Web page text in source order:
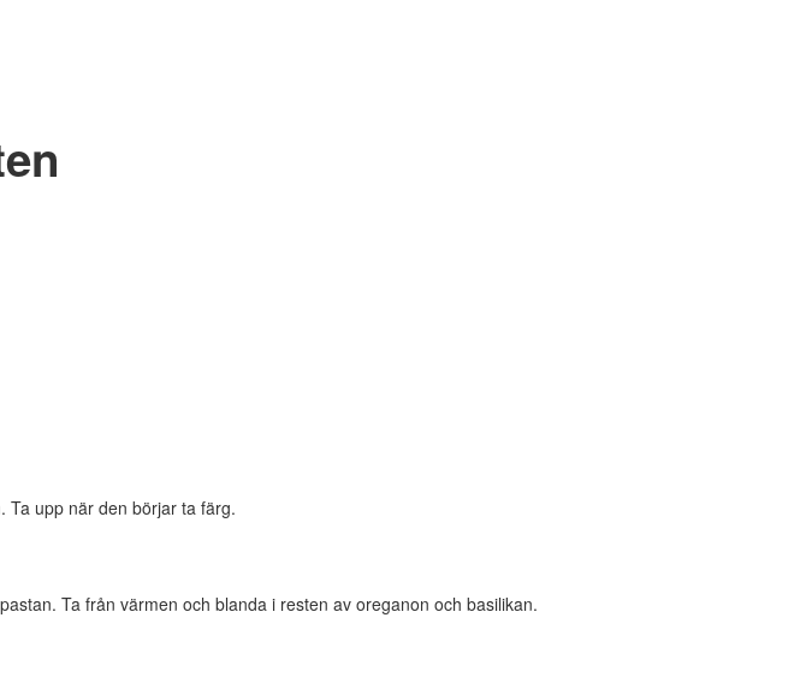
Ta upp när den börjar ta färg.
Ta från värmen och blanda i resten av oreganon och basilikan.